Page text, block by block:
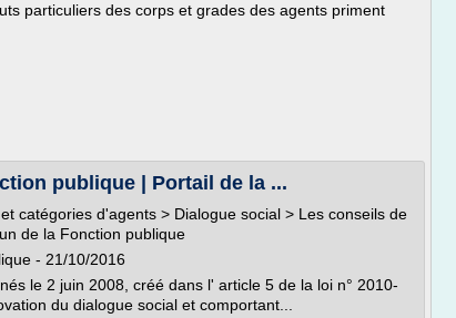
particuliers des corps et grades des agents priment
publique | Portail de la ...
catégories d'agents > Dialogue social > Les conseils de
de la Fonction publique
- 21/10/2016
le 2 juin 2008, créé dans l' article 5 de la loi n° 2010-
du dialogue social et comportant...